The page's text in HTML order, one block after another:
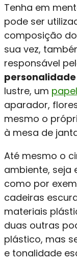
Tenha em
pode ser
composição
sua vez,
responsável
lustre, um
aparador,
mesmo o
à mesa de
Até mesmo o
ambiente, seja
como por
cadeiras
materiais
duas outras
plástico, mas
e tonalidade